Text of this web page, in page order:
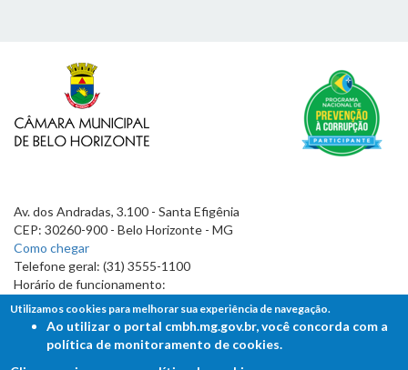
Av. dos Andradas, 3.100 - Santa Efigênia
CEP: 30260-900 - Belo Horizonte - MG
Como chegar
Telefone geral: (31) 3555-1100
Horário de funcionamento:
7h às 19h
Utilizamos cookies para melhorar sua experiência de navegação.
Ao utilizar o portal cmbh.mg.gov.br, você concorda com a
política de monitoramento de cookies.